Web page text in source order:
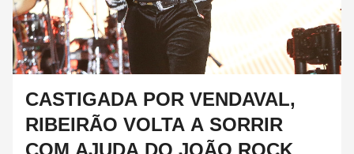
CASTIGADA POR VENDAVAL,
RIBEIRÃO VOLTA A SORRIR
COM AJUDA DO JOÃO ROCK